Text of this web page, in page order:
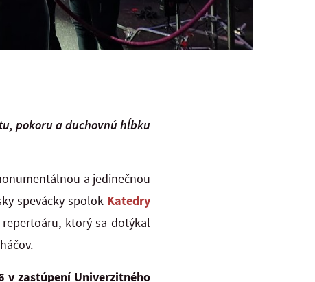
pokoru a duchovnú hĺbku
a jedinečnou
spevácky spolok Katedry
ktorý sa dotýkal
v zastúpení Univerzitného